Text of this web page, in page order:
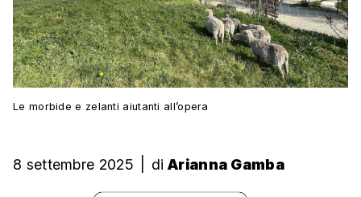
Le morbide e zelanti aiutanti all’opera
8 settembre 2025 di Arianna Gamba